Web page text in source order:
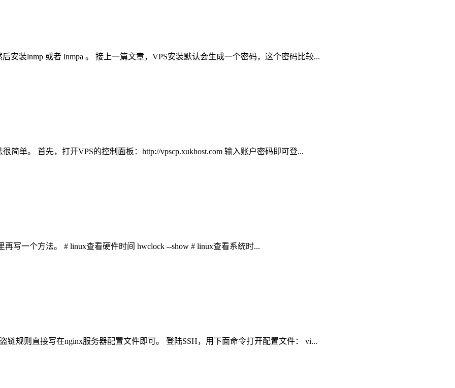
安装lnmp 或者 lnmpa 。 接上一篇文章，VPS安装默认会生成一个密码，这个密码比较...
单。 首先，打开VPS的控制面板：http://vpscp.xukhost.com 输入账户密码即可登...
写一个方法。 # linux查看硬件时间 hwclock --show # linux查看系统时...
链规则直接写在nginx服务器配置文件即可。 登陆SSH，用下面命令打开配置文件： vi...